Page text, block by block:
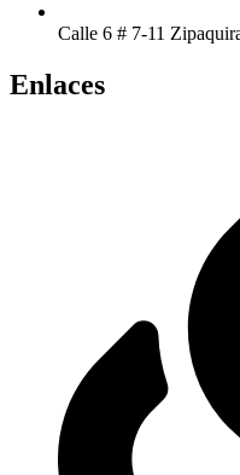
Calle 6 # 7-11
Enlaces